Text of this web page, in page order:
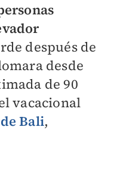
después de
desde
de 90
vacacional
Bali,